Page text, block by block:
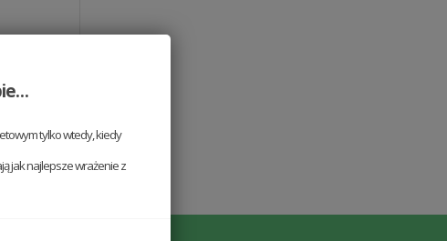
tylko wtedy, kiedy
jak najlepsze wrażenie z